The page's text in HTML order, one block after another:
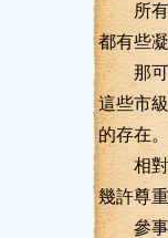
所有人
都有些
那可是
這些市
的存在。
相對的
幾許尊
參事室